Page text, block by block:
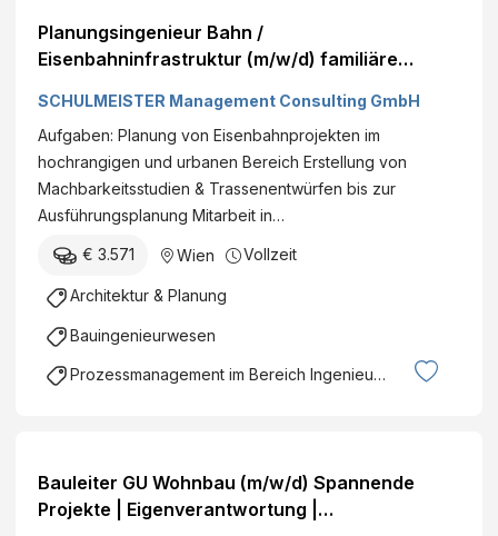
Planungsingenieur Bahn /
Eisenbahninfrastruktur (m/w/d) familiäre
flexible Arbeitszeitmodelle Wien Vollzeit€ +
SCHULMEISTER Management Consulting GmbH
Aufgaben: Planung von Eisenbahnprojekten im
hochrangigen und urbanen Bereich Erstellung von
Machbarkeitsstudien & Trassenentwürfen bis zur
Ausführungsplanung Mitarbeit in…
€ 3.571 Wien Vollzeit
Architektur & Planung
Bauingenieurwesen
Prozessmanagement im Bereich Ingenieurswesen
Bauleiter GU Wohnbau (m/w/d) Spannende
Projekte | Eigenverantwortung |